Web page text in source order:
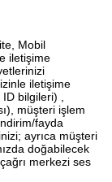
Mobil
iletişime
iletişime
bilgileri) ,
müşteri işlem
fayda
ayrıca müşteri
doğabilecek
merkezi ses